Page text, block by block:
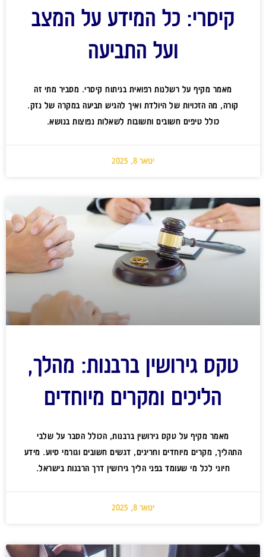
קיסרי: כל המידע על המצב
ועל התביעה
מאמר מקיף על רשלנות רפואית בניתוח קיסרי. מסביר מתי זה
קורה, מה הזכויות של היולדת ואיך להגיש תביעה במקרה של נזק.
כולל טיפים חשובים ותשובות לשאלות נפוצות בנושא.
ינואר 8, 2025
טקס גירושין ברבנות: מהלך,
הליכים ומקרים מיוחדים
מאמר מקיף על טקס גירושין ברבנות, הכולל הסבר על שלבי
התהליך, מקרים מיוחדים וחריגים, דגשים חשובים וגורמי סיוע. מידע
חיוני לכל מי שעומד בפני הליך גירושין דרך הרבנות בישראל.
ינואר 8, 2025